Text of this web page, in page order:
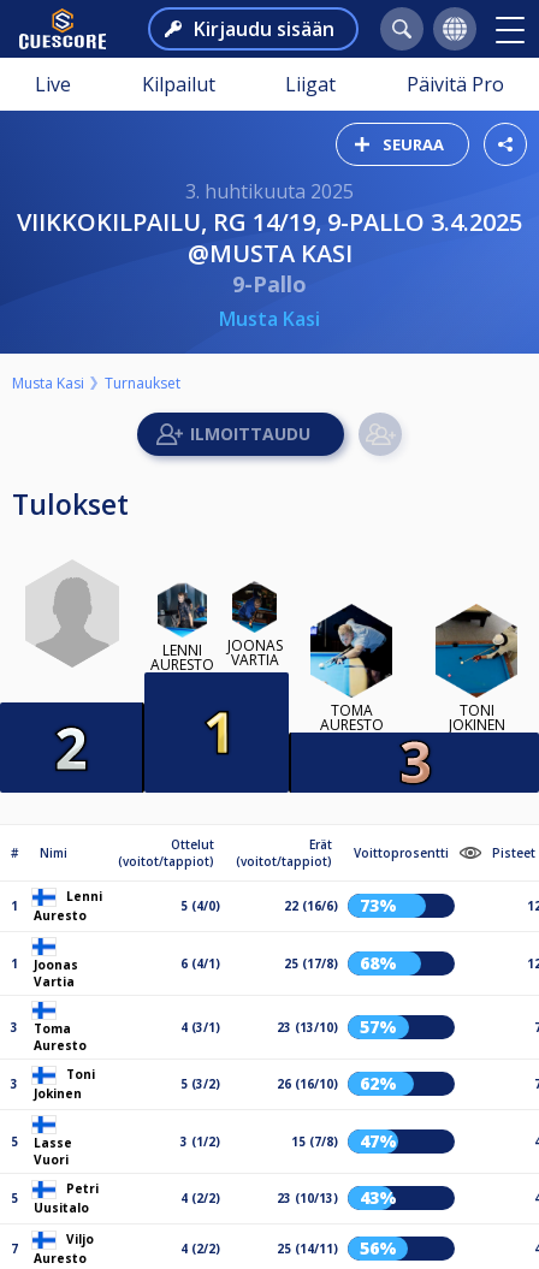
Kirjaudu sisään
Live Kilpailut Liigat Päivitä Pro
SEURAA
3. huhtikuuta 2025
VIIKKOKILPAILU, RG 14/19, 9-PALLO 3.4.2025
@MUSTA KASI
9-Pallo
Musta Kasi
Musta Kasi Turnaukset
Tulokset
LENNI
AURESTO
JOONAS
VARTIA
TOMA
AURESTO
TONI
JOKINEN
# Nimi
Ottelut
(voitot/tappiot)
Erät
(voitot/tappiot)
Voittoprosentti Pisteet
1
Lenni
Auresto
5 (4/0) 22 (16/6) 73%
1
Joonas
Vartia
6 (4/1) 25 (17/8) 68%
3
Toma
Auresto
4 (3/1) 23 (13/10) 57%
3
Toni
Jokinen
5 (3/2) 26 (16/10) 62%
5
Lasse
Vuori
3 (1/2) 15 (7/8) 47%
5
Petri
Uusitalo
4 (2/2) 23 (10/13) 43%
7
Viljo
Auresto
4 (2/2) 25 (14/11) 56%